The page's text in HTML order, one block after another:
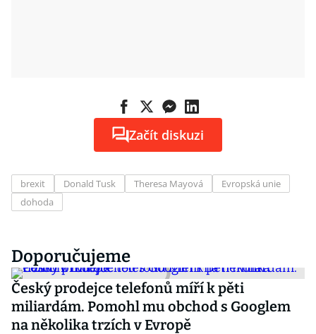
Začít diskuzi
brexit Donald Tusk Theresa Mayová
Evropská unie
dohoda
Doporučujeme
Český prodejce telefonů míří k pěti
miliardám. Pomohl mu obchod s Googlem
na několika trzích v Evropě